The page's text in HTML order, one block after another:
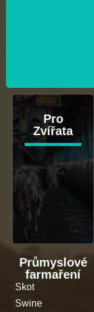
Pro
Zvířata
Průmyslové
farmaření
Skot
Swine